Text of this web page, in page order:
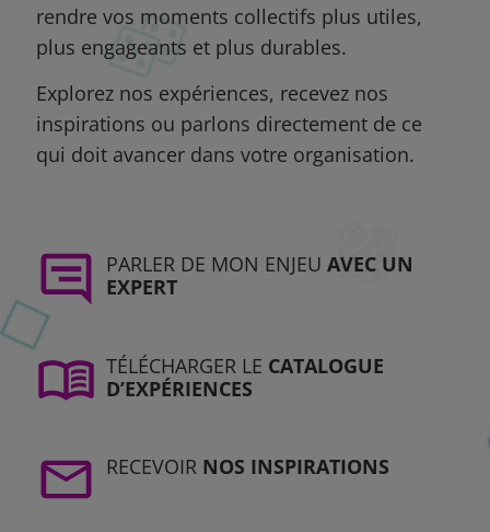
rendre vos moments collectifs plus utiles,
plus engageants et plus durables.
Explorez nos expériences, recevez nos
inspirations ou parlons directement de ce
qui doit avancer dans votre organisation.
PARLER DE MON ENJEU AVEC UN
EXPERT
TÉLÉCHARGER LE CATALOGUE
D’EXPÉRIENCES
RECEVOIR NOS INSPIRATIONS